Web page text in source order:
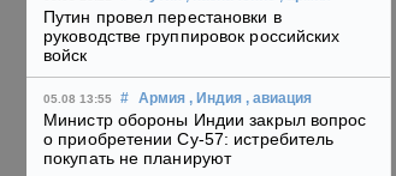
Путин провел перестановки в
руководстве группировок российских
войск
05.08 13:55 # Армия , Индия , авиация
Министр обороны Индии закрыл вопрос
о приобретении Су-57: истребитель
покупать не планируют